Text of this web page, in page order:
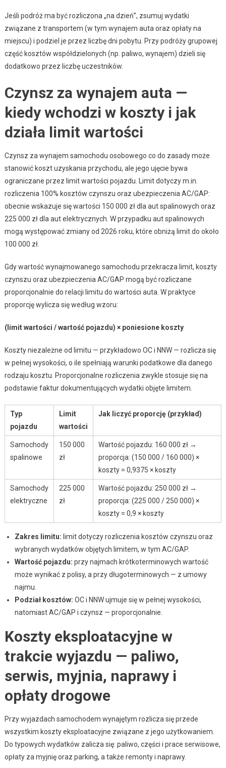
Jeśli podróż ma być rozliczona „na dzień”, zsumuj wydatki
związane z transportem (w tym wynajem auta oraz opłaty na
miejscu) i podziel je przez liczbę dni pobytu. Przy podróży grupowej
część kosztów współdzielonych (np. paliwo, wynajem) dzieli się
dodatkowo przez liczbę uczestników.
Czynsz za wynajem auta —
kiedy wchodzi w koszty i jak
działa limit wartości
Czynsz za wynajem samochodu osobowego co do zasady może
stanowić koszt uzyskania przychodu, ale jego ujęcie bywa
ograniczane przez limit wartości pojazdu. Limit dotyczy m.in.
rozliczenia 100% kosztów czynszu oraz ubezpieczenia AC/GAP:
obecnie wskazuje się wartości 150 000 zł dla aut spalinowych oraz
225 000 zł dla aut elektrycznych. W przypadku aut spalinowych
mogą występować zmiany od 2026 roku, które obniżą limit do około
100 000 zł.
Gdy wartość wynajmowanego samochodu przekracza limit, koszty
czynszu oraz ubezpieczenia AC/GAP mogą być rozliczane
proporcjonalnie do relacji limitu do wartości auta. W praktyce
proporcję wylicza się według wzoru:
(limit wartości / wartość pojazdu) × poniesione koszty
Koszty niezależne od limitu — przykładowo OC i NNW — rozlicza się
w pełnej wysokości, o ile spełniają warunki podatkowe dla danego
rodzaju kosztu. Proporcjonalne rozliczenia zwykle stosuje się na
podstawie faktur dokumentujących wydatki objęte limitem.
Typ
pojazdu
Limit
wartości
Jak liczyć proporcję (przykład)
Samochody
spalinowe
150 000
zł
Wartość pojazdu: 160 000 zł →
proporcja: (150 000 / 160 000) ×
koszty = 0,9375 × koszty
Samochody
elektryczne
225 000
zł
Wartość pojazdu: 250 000 zł →
proporcja: (225 000 / 250 000) ×
koszty = 0,9 × koszty
Zakres limitu: limit dotyczy rozliczenia kosztów czynszu oraz
wybranych wydatków objętych limitem, w tym AC/GAP.
Wartość pojazdu: przy najmach krótkoterminowych wartość
może wynikać z polisy, a przy długoterminowych — z umowy
najmu.
Podział kosztów: OC i NNW ujmuje się w pełnej wysokości,
natomiast AC/GAP i czynsz — proporcjonalnie.
Koszty eksploatacyjne w
trakcie wyjazdu — paliwo,
serwis, myjnia, naprawy i
opłaty drogowe
Przy wyjazdach samochodem wynajętym rozlicza się przede
wszystkim koszty eksploatacyjne związane z jego użytkowaniem.
Do typowych wydatków zalicza się: paliwo, części i prace serwisowe,
opłaty za myjnię oraz parking, a także remonty i naprawy.